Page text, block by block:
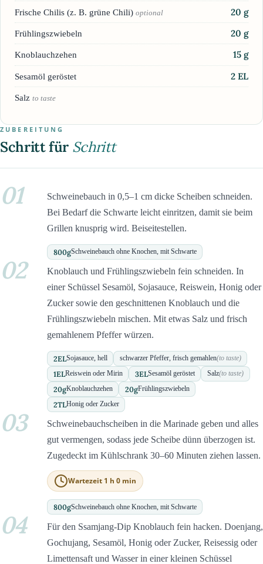
Frische Chilis (z. B. grüne Chili) optional 20 g
Frühlingszwiebeln 20 g
Knoblauchzehen 15 g
Sesamöl geröstet 2 EL
Salz to taste
ZUBEREITUNG
Schritt für Schritt
01
Schweinebauch in 0,5–1 cm dicke Scheiben schneiden.
Bei Bedarf die Schwarte leicht einritzen, damit sie beim
Grillen knusprig wird. Beiseitestellen.
800gSchweinebauch ohne Knochen, mit Schwarte
02
Knoblauch und Frühlingszwiebeln fein schneiden. In
einer Schüssel Sesamöl, Sojasauce, Reiswein, Honig oder
Zucker sowie den geschnittenen Knoblauch und die
Frühlingszwiebeln mischen. Mit etwas Salz und frisch
gemahlenem Pfeffer würzen.
2ELSojasauce, hell schwarzer Pfeffer, frisch gemahlen(to taste)
1ELReiswein oder Mirin 3ELSesamöl geröstet Salz(to taste)
20gKnoblauchzehen 20gFrühlingszwiebeln
2TLHonig oder Zucker
03
Schweinebauchscheiben in die Marinade geben und alles
gut vermengen, sodass jede Scheibe dünn überzogen ist.
Zugedeckt im Kühlschrank 30–60 Minuten ziehen lassen.
Wartezeit 1 h 0 min
800gSchweinebauch ohne Knochen, mit Schwarte
04
Für den Ssamjang-Dip Knoblauch fein hacken. Doenjang,
Gochujang, Sesamöl, Honig oder Zucker, Reisessig oder
Limettensaft und Wasser in einer kleinen Schüssel